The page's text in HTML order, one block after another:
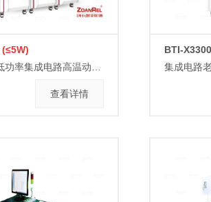
(≤5W)
查看详情
BTI-
集成电路